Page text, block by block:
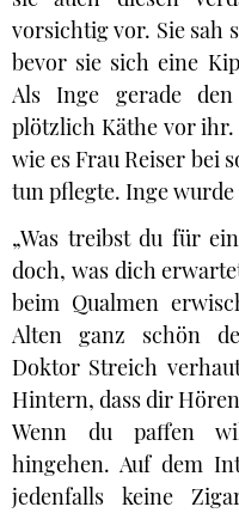
vorsichtig vor. Sie sah
bevor sie sich eine
Als Inge gerade
plötzlich Käthe vor ihr.
wie es Frau Reiser bei
tun pflegte. Inge
„Was treibst du für
doch, was dich
beim Qualmen
Alten ganz schön
Doktor Streich
Hintern, dass dir
Wenn du paffen
hingehen. Auf dem
jedenfalls keine